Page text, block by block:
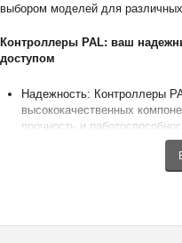
выбором моделей для различных
Контроллеры PAL: ваш
доступом
Надежность: Контроллеры
высококачественных
прочность и
Функциональность:
функциями: управление
интерфейс, возможность